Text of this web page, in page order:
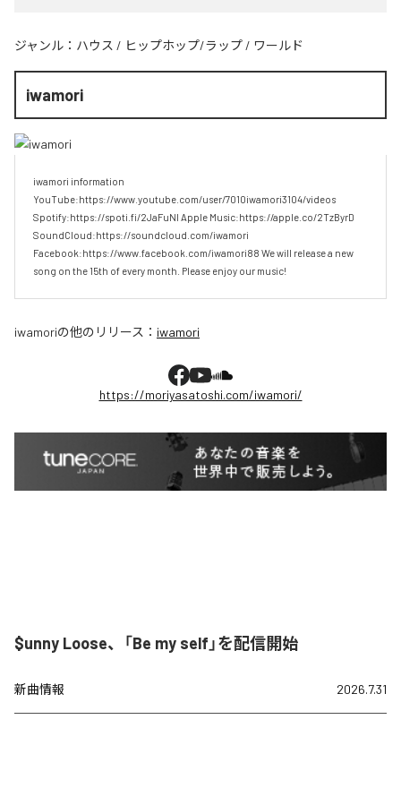
ジャンル： ハウス / ヒップホップ/ラップ / ワールド
iwamori
iwamori information
YouTube:https://www.youtube.com/user/7010iwamori3104/videos
Spotify:https://spoti.fi/2JaFuNl Apple Music:https://apple.co/2TzByrD
SoundCloud:https://soundcloud.com/iwamori
Facebook:https://www.facebook.com/iwamori88 We will release a new
song on the 15th of every month. Please enjoy our music!
iwamoriの他のリリース： iwamori
https://moriyasatoshi.com/iwamori/
$unny Loose、「Be my self」を配信開始
新曲情報 2026.7.31